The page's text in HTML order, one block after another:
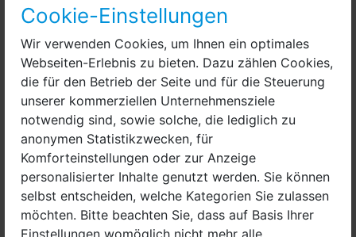
Cookie-Einstellungen
Wir verwenden Cookies, um Ihnen ein optimales
Webseiten-Erlebnis zu bieten. Dazu zählen Cookies,
die für den Betrieb der Seite und für die Steuerung
unserer kommerziellen Unternehmensziele
notwendig sind, sowie solche, die lediglich zu
anonymen Statistikzwecken, für
Komforteinstellungen oder zur Anzeige
personalisierter Inhalte genutzt werden. Sie können
selbst entscheiden, welche Kategorien Sie zulassen
möchten. Bitte beachten Sie, dass auf Basis Ihrer
die Präsentation. „Im Rathaus haben wir auch
miteinander gesprochen, dass uns Theta-Concepts
weiter auf dem Weg begleiten werden, um an der
Umsetzung dranzubleiben. Wir wollen verschiedene
Informationsangebote schaffen, und viele
unterschiedliche Maßnahmen durchführen, die ich im
Moment allerdings zeitlich noch nicht terminieren kann,
wie zum Beispiel die Implementierung eines
‚Wärmebeirats‘ von interessierten Unternehmen, die
tatsächlich an der Wärmewende dran sind und